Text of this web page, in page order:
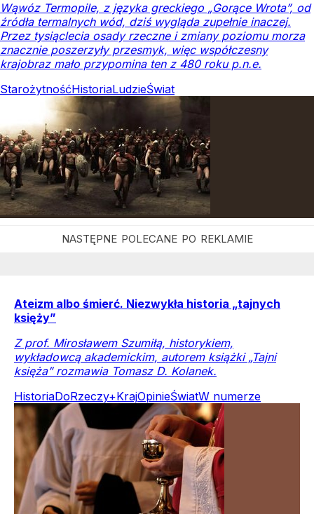
Wąwóz Termopile, z języka greckiego „Gorące Wrota”, od
źródła termalnych wód, dziś wygląda zupełnie inaczej.
Przez tysiąclecia osady rzeczne i zmiany poziomu morza
znacznie poszerzyły przesmyk, więc współczesny
krajobraz mało przypomina ten z 480 roku p.n.e.
StarożytnośćHistoriaLudzieŚwiat
Ateizm albo śmierć. Niezwykła historia „tajnych
księży”
Z prof. Mirosławem Szumiłą, historykiem,
wykładowcą akademickim, autorem książki „Tajni
księża” rozmawia Tomasz D. Kolanek.
HistoriaDoRzeczy+KrajOpinieŚwiatW numerze